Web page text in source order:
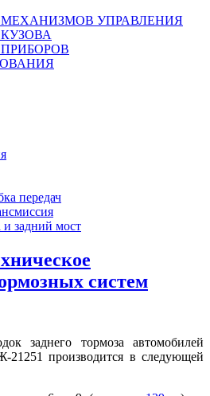
МЕХАНИЗМОВ УПРАВЛЕНИЯ
передач
и задний мост
систем
заднего тормоза автомобилей
производится в следующей